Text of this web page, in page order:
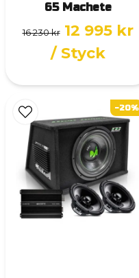
65 Machete
16 230 kr 12 995 kr
/ Styck
-20%